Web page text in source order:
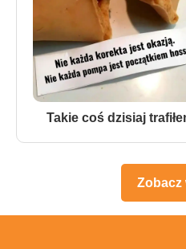
Takie coś dzisiaj
Zobacz